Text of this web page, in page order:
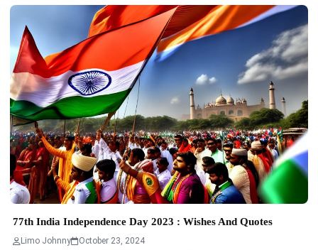
77th India Independence Day 2023 : Wishes And Quotes
Limo Johnny October 23, 2024